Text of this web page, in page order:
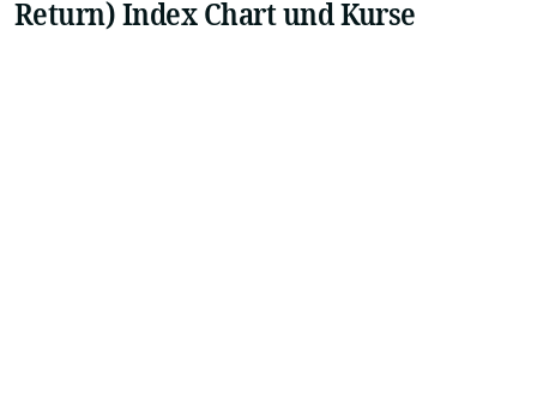
Return) Index Chart und Kurse